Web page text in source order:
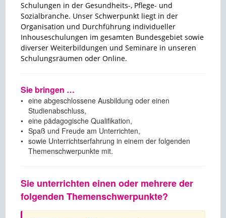
Schulungen in der Gesundheits-, Pflege- und
Sozialbranche. Unser Schwerpunkt liegt in der
Organisation und Durchführung individueller
Inhouseschulungen im gesamten Bundesgebiet sowie
diverser Weiterbildungen und Seminare in unseren
Schulungsräumen oder Online.
Sie bringen …
• eine abgeschlossene Ausbildung oder einen
Studienabschluss,
• eine pädagogische Qualifikation,
• Spaß und Freude am Unterrichten,
• sowie Unterrichtserfahrung in einem der folgenden
Themenschwerpunkte mit.
Sie unterrichten einen oder mehrere der
folgenden Themenschwerpunkte?